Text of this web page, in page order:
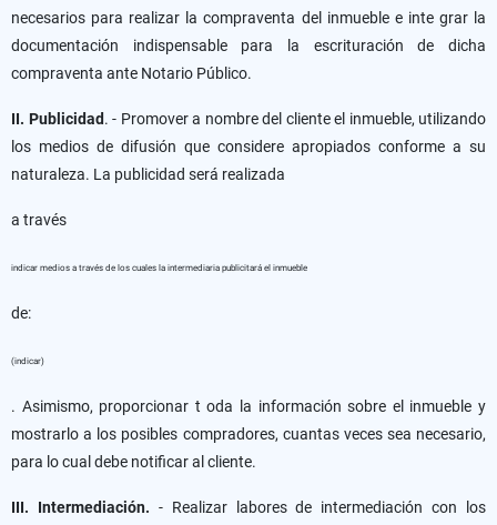
necesarios para realizar la compraventa del inmueble e inte grar la
documentación indispensable para la escrituración de dicha
compraventa ante Notario Público.
II. Publicidad. - Promover a nombre del cliente el inmueble, utilizando
los medios de difusión que considere apropiados conforme a su
naturaleza. La publicidad será realizada
a través
indicar medios a través de los cuales la intermediaria publicitará el inmueble
de:
(indicar)
. Asimismo, proporcionar t oda la información sobre el inmueble y
mostrarlo a los posibles compradores, cuantas veces sea necesario,
para lo cual debe notificar al cliente.
III. Intermediación. - Realizar labores de intermediación con los